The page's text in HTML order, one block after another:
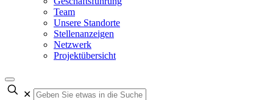
Team
Unsere Standorte
Stellenanzeigen
Netzwerk
Projektübersicht
✕